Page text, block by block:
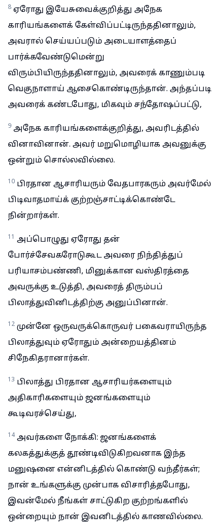
8 ஏரோது இயேசுவைக்குறித்து அநேக
காரியங்களைக் கேள்விப்பட்டிருந்ததினாலும்,
அவரால் செய்யப்படும் அடையாளத்தைப்
பார்க்கவேண்டுமென்று
விரும்பியிருந்ததினாலும், அவரைக் காணும்படி
வெகுநாளாய் ஆசைகொண்டிருந்தான். அந்தப்படி
அவரைக் கண்டபோது, மிகவும் சந்தோஷப்பட்டு,
9 அநேக காரியங்களைக்குறித்து, அவரிடத்தில்
வினாவினான். அவர் மறுமொழியாக அவனுக்கு
ஒன்றும் சொல்லவில்லை.
10 பிரதான ஆசாரியரும் வேதபாரகரும் அவர்மேல்
பிடிவாதமாய்க் குற்றஞ்சாட்டிக்கொண்டே
நின்றார்கள்.
11 அப்பொழுது ஏரோது தன்
போர்ச்சேவகரோடுகூட அவரை நிந்தித்துப்
பரியாசம்பண்ணி, மினுக்கான வஸ்திரத்தை
அவருக்கு உடுத்தி, அவரைத் திரும்பப்
பிலாத்துவினிடத்திற்கு அனுப்பினான்.
12 முன்னே ஒருவருக்கொருவர் பகைவராயிருந்த
பிலாத்துவும் ஏரோதும் அன்றையத்தினம்
சிநேகிதரானார்கள்.
13 பிலாத்து பிரதான ஆசாரியர்களையும்
அதிகாரிகளையும் ஜனங்களையும்
கூடிவரச்செய்து,
14 அவர்களை நோக்கி: ஜனங்களைக்
கலகத்துக்குத் தூண்டிவிடுகிறவனாக இந்த
மனுஷனை என்னிடத்தில் கொண்டு வந்தீர்கள்;
நான் உங்களுக்கு முன்பாக விசாரித்தபோது,
இவன்மேல் நீங்கள் சாட்டுகிற குற்றங்களில்
ஒன்றையும் நான் இவனிடத்தில் காணவில்லை.